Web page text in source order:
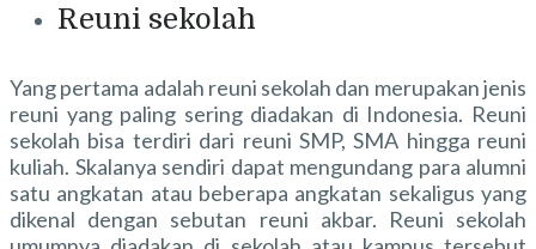
Reuni sekolah
Yang pertama adalah reuni sekolah dan merupakan jenis
reuni yang paling sering diadakan di Indonesia. Reuni
sekolah bisa terdiri dari reuni SMP, SMA hingga reuni
kuliah. Skalanya sendiri dapat mengundang para alumni
satu angkatan atau beberapa angkatan sekaligus yang
dikenal dengan sebutan reuni akbar. Reuni sekolah